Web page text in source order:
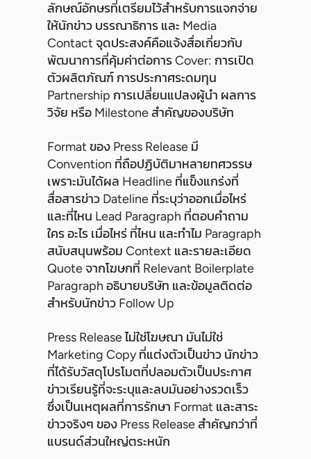
ลักษณ์อักษรที่เตรียมไว้สำหรับการแจกจ่าย
ให้นักข่าว บรรณาธิการ และ Media
Contact จุดประสงค์คือแจ้งสื่อเกี่ยวกับ
พัฒนาการที่คุ้มค่าต่อการ Cover: การเปิด
ตัวผลิตภัณฑ์ การประกาศระดมทุน
Partnership การเปลี่ยนแปลงผู้นำ ผลการ
วิจัย หรือ Milestone สำคัญของบริษัท
Format ของ Press Release มี
Convention ที่ถือปฏิบัติมาหลายทศวรรษ
เพราะมันได้ผล Headline ที่แข็งแกร่งที่
สื่อสารข่าว Dateline ที่ระบุว่าออกเมื่อไหร่
และที่ไหน Lead Paragraph ที่ตอบคำถาม
ใคร อะไร เมื่อไหร่ ที่ไหน และทำไม Paragraph
สนับสนุนพร้อม Context และรายละเอียด
Quote จากโฆษกที่ Relevant Boilerplate
Paragraph อธิบายบริษัท และข้อมูลติดต่อ
สำหรับนักข่าว Follow Up
Press Release ไม่ใช่โฆษณา มันไม่ใช่
Marketing Copy ที่แต่งตัวเป็นข่าว นักข่าว
ที่ได้รับวัสดุโปรโมตที่ปลอมตัวเป็นประกาศ
ข่าวเรียนรู้ที่จะระบุและลบมันอย่างรวดเร็ว
ซึ่งเป็นเหตุผลที่การรักษา Format และสาระ
ข่าวจริงๆ ของ Press Release สำคัญกว่าที่
แบรนด์ส่วนใหญ่ตระหนัก